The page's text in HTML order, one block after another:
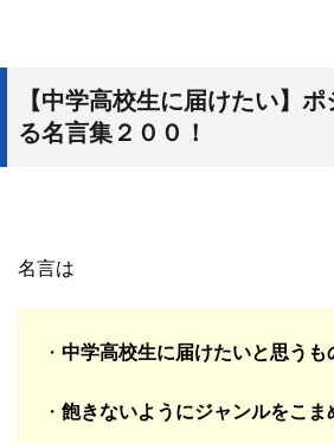
【中学高校生に届けたい】
る名言集２００！
名言は
・ 中学高校生に届けたいと思うも
・ 飽きないようにジャンルをこま